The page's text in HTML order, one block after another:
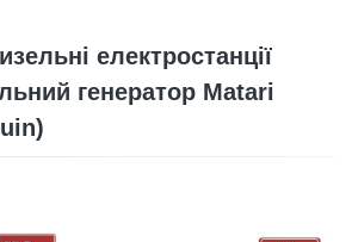
електростанції
генератор Matari